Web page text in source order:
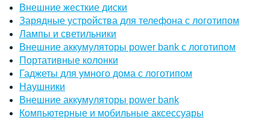
Внешние жесткие диски
Зарядные устройства для телефона с логотипом
Лампы и светильники
Внешние аккумуляторы power bank с логотипом
Портативные колонки
Гаджеты для умного дома с логотипом
Наушники
Внешние аккумуляторы power bank
Компьютерные и мобильные аксессуары